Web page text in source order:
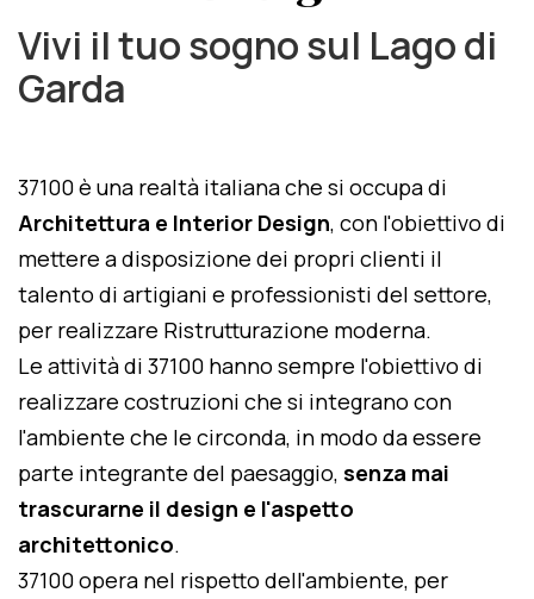
Vivi il tuo sogno sul Lago di
Garda
37100 è una realtà italiana che si occupa di
Architettura e Interior Design, con l'obiettivo di
mettere a disposizione dei propri clienti il
talento di artigiani e professionisti del settore,
per realizzare Ristrutturazione moderna.
Le attività di 37100 hanno sempre l'obiettivo di
realizzare costruzioni che si integrano con
l'ambiente che le circonda, in modo da essere
parte integrante del paesaggio, senza mai
trascurarne il design e l'aspetto
architettonico.
37100 opera nel rispetto dell'ambiente, per